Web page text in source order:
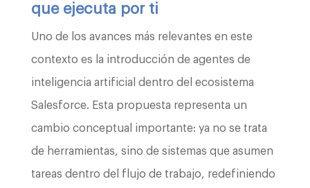
que ejecuta por ti
Uno de los avances más relevantes en este
contexto es la introducción de agentes de
inteligencia artificial dentro del ecosistema
Salesforce. Esta propuesta representa un
cambio conceptual importante: ya no se trata
de herramientas, sino de sistemas que asumen
tareas dentro del flujo de trabajo, redefiniendo